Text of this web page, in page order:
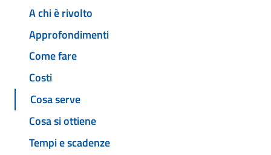
A chi è rivolto
Approfondimenti
Come fare
Costi
Cosa serve
Cosa si ottiene
Tempi e scadenze